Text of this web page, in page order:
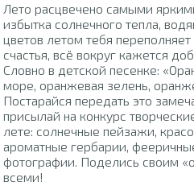
Лето расцвечено самыми
избытка солнечного тепла,
цветов летом тебя
счастья, всё вокруг кажется
Словно в детской песенке:
море, оранжевая зелень,
Постарайся передать это
присылай на конкурс
лете: солнечные пейзажи,
ароматные гербарии,
фотографии. Поделись своим
всеми!